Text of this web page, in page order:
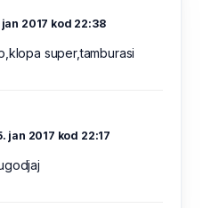
jan 2017 kod 22:38
super,tamburasi
jan 2017 kod 22:17